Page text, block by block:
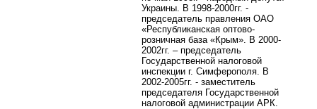
Украины. В 1998-2000гг. -
председатель правления ОАО
«Республиканская оптово-
розничная база «Крым». В 2000-
2002гг. – председатель
Государственной налоговой
инспекции г. Симферополя. В
2002-2005гг. - заместитель
председателя Государственной
налоговой администрации АРК.